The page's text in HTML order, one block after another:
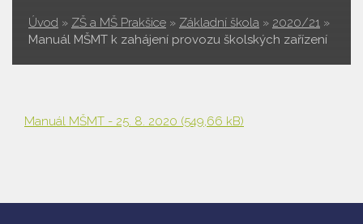
Úvod » ZŠ a MŠ Prakšice » Základní škola » 2020/21 »
Manuál MŠMT k zahájení provozu školských zařízení
Manuál MŠMT - 25. 8. 2020 (549,66 kB)